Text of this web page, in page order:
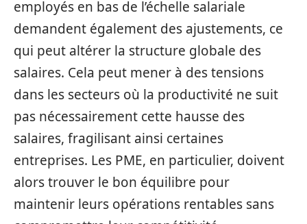
employés en bas de l’échelle salariale
demandent également des ajustements, ce
qui peut altérer la structure globale des
salaires. Cela peut mener à des tensions
dans les secteurs où la productivité ne suit
pas nécessairement cette hausse des
salaires, fragilisant ainsi certaines
entreprises. Les PME, en particulier, doivent
alors trouver le bon équilibre pour
maintenir leurs opérations rentables sans